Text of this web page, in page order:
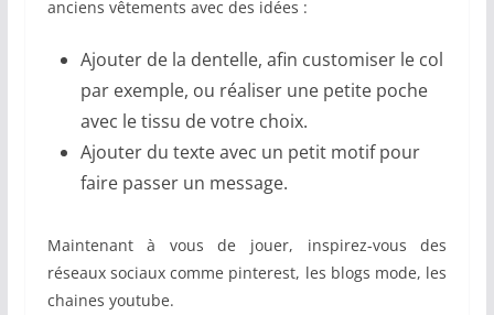
anciens vêtements avec des idées :
Ajouter de la dentelle, afin customiser le col
par exemple, ou réaliser une petite poche
avec le tissu de votre choix.
Ajouter du texte avec un petit motif pour
faire passer un message.
Maintenant à vous de jouer, inspirez-vous des
réseaux sociaux comme pinterest, les blogs mode, les
chaines youtube.